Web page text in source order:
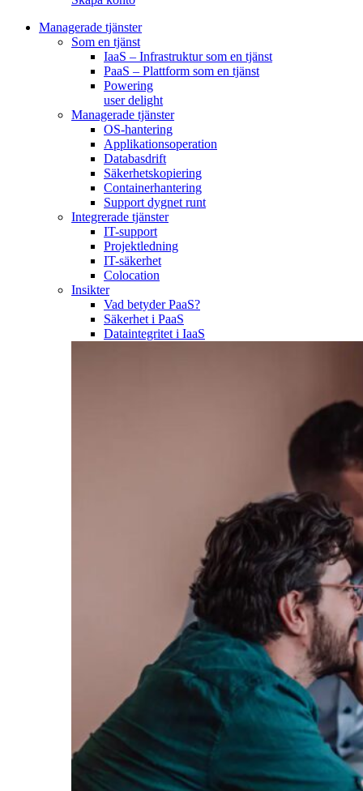
Managerade tjänster
Som en tjänst
IaaS – Infrastruktur som en tjänst
PaaS – Plattform som en tjänst
Powering
user delight
Managerade tjänster
OS-hantering
Applikationsoperation
Databasdrift
Säkerhetskopiering
Containerhantering
Support dygnet runt
Integrerade tjänster
IT-support
Projektledning
IT-säkerhet
Colocation
Insikter
Vad betyder PaaS?
Säkerhet i PaaS
Dataintegritet i IaaS